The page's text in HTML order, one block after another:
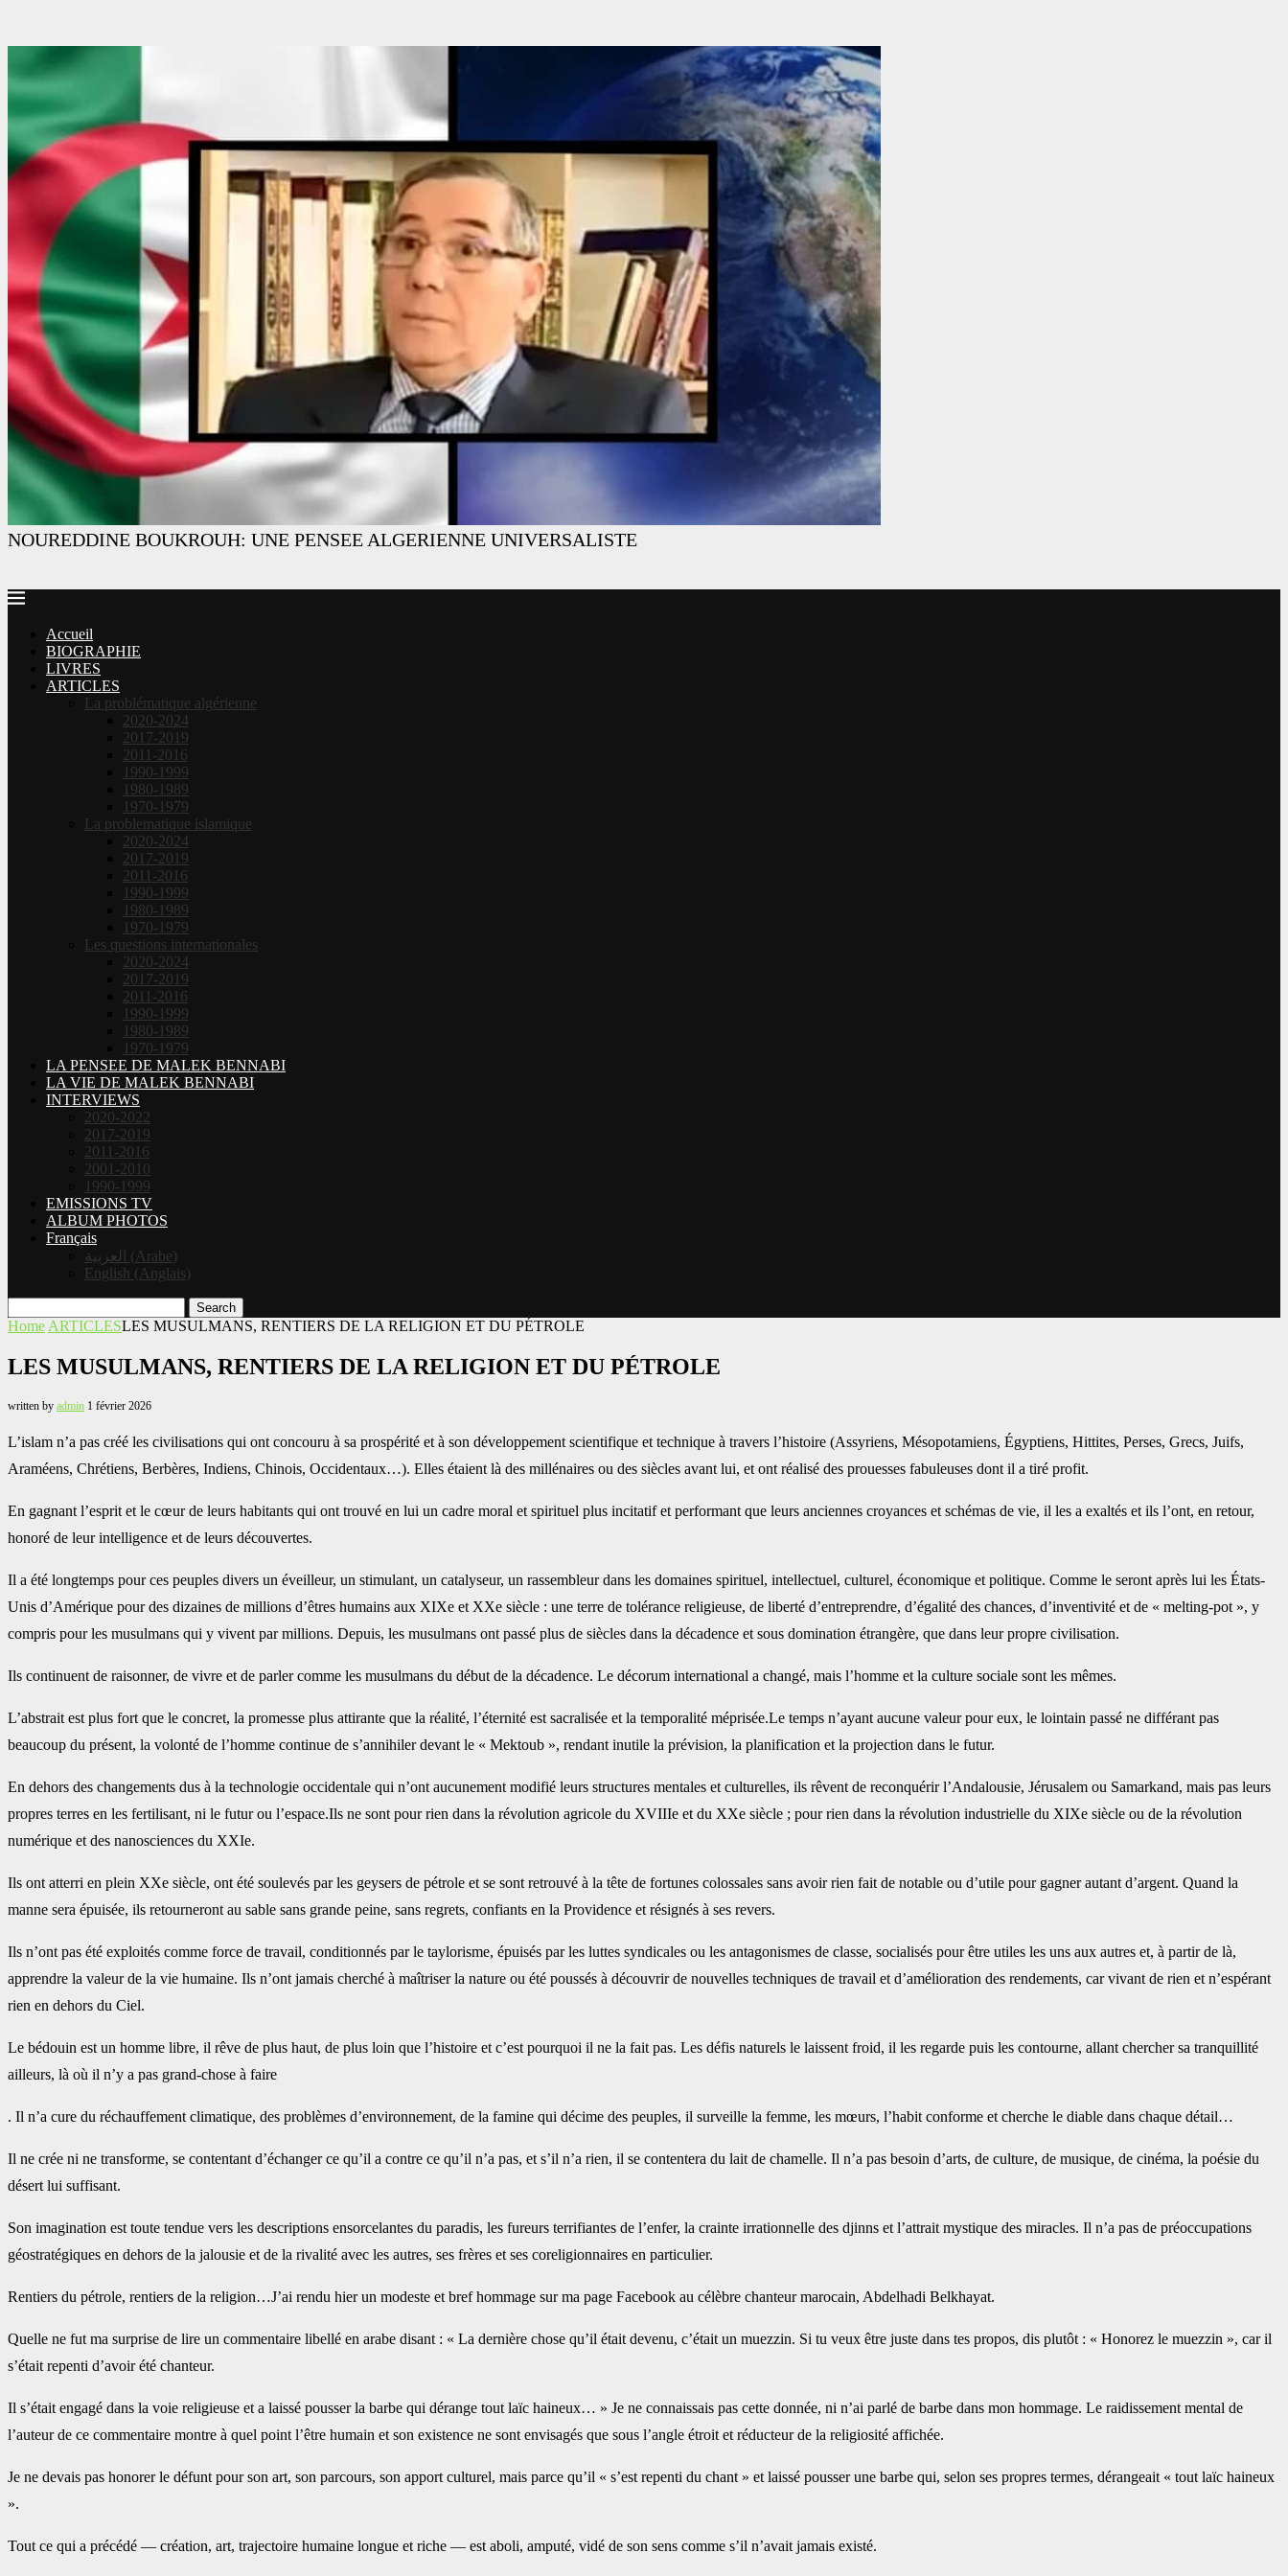
NOUREDDINE BOUKROUH: UNE PENSEE ALGERIENNE UNIVERSALISTE
Accueil
BIOGRAPHIE
LIVRES
ARTICLES
La problématique algérienne
2020-2024
2017-2019
2011-2016
1990-1999
1980-1989
1970-1979
La problematique islamique
2020-2024
2017-2019
2011-2016
1990-1999
1980-1989
1970-1979
Les questions internationales
2020-2024
2017-2019
2011-2016
1990-1999
1980-1989
1970-1979
LA PENSEE DE MALEK BENNABI
LA VIE DE MALEK BENNABI
INTERVIEWS
2020-2022
2017-2019
2011-2016
2001-2010
1990-1999
EMISSIONS TV
ALBUM PHOTOS
Français
العربية
( Arabe )
English ( Anglais )
Search
Home ARTICLESLES MUSULMANS, RENTIERS DE LA RELIGION ET DU PÉTROLE
LES MUSULMANS, RENTIERS DE LA RELIGION ET DU PÉTROLE
written by admin 1 février 2026
L’islam n’a pas créé les civilisations qui ont concouru à sa prospérité et à son développement scientifique et technique à travers l’histoire (Assyriens, Mésopotamiens, Égyptiens, Hittites, Perses, Grecs, Juifs,
Araméens, Chrétiens, Berbères, Indiens, Chinois, Occidentaux…). Elles étaient là des millénaires ou des siècles avant lui, et ont réalisé des prouesses fabuleuses dont il a tiré profit.
En gagnant l’esprit et le cœur de leurs habitants qui ont trouvé en lui un cadre moral et spirituel plus incitatif et performant que leurs anciennes croyances et schémas de vie, il les a exaltés et ils l’ont, en retour,
honoré de leur intelligence et de leurs découvertes.
Il a été longtemps pour ces peuples divers un éveilleur, un stimulant, un catalyseur, un rassembleur dans les domaines spirituel, intellectuel, culturel, économique et politique. Comme le seront après lui les États-
Unis d’Amérique pour des dizaines de millions d’êtres humains aux XIXe et XXe siècle : une terre de tolérance religieuse, de liberté d’entreprendre, d’égalité des chances, d’inventivité et de « melting-pot », y
compris pour les musulmans qui y vivent par millions. Depuis, les musulmans ont passé plus de siècles dans la décadence et sous domination étrangère, que dans leur propre civilisation.
Ils continuent de raisonner, de vivre et de parler comme les musulmans du début de la décadence. Le décorum international a changé, mais l’homme et la culture sociale sont les mêmes.
L’abstrait est plus fort que le concret, la promesse plus attirante que la réalité, l’éternité est sacralisée et la temporalité méprisée.Le temps n’ayant aucune valeur pour eux, le lointain passé ne différant pas
beaucoup du présent, la volonté de l’homme continue de s’annihiler devant le « Mektoub », rendant inutile la prévision, la planification et la projection dans le futur.
En dehors des changements dus à la technologie occidentale qui n’ont aucunement modifié leurs structures mentales et culturelles, ils rêvent de reconquérir l’Andalousie, Jérusalem ou Samarkand, mais pas leurs
propres terres en les fertilisant, ni le futur ou l’espace.Ils ne sont pour rien dans la révolution agricole du XVIIIe et du XXe siècle ; pour rien dans la révolution industrielle du XIXe siècle ou de la révolution
numérique et des nanosciences du XXIe.
Ils ont atterri en plein XXe siècle, ont été soulevés par les geysers de pétrole et se sont retrouvé à la tête de fortunes colossales sans avoir rien fait de notable ou d’utile pour gagner autant d’argent. Quand la
manne sera épuisée, ils retourneront au sable sans grande peine, sans regrets, confiants en la Providence et résignés à ses revers.
Ils n’ont pas été exploités comme force de travail, conditionnés par le taylorisme, épuisés par les luttes syndicales ou les antagonismes de classe, socialisés pour être utiles les uns aux autres et, à partir de là,
apprendre la valeur de la vie humaine. Ils n’ont jamais cherché à maîtriser la nature ou été poussés à découvrir de nouvelles techniques de travail et d’amélioration des rendements, car vivant de rien et n’espérant
rien en dehors du Ciel.
Le bédouin est un homme libre, il rêve de plus haut, de plus loin que l’histoire et c’est pourquoi il ne la fait pas. Les défis naturels le laissent froid, il les regarde puis les contourne, allant chercher sa tranquillité
ailleurs, là où il n’y a pas grand-chose à faire
. Il n’a cure du réchauffement climatique, des problèmes d’environnement, de la famine qui décime des peuples, il surveille la femme, les mœurs, l’habit conforme et cherche le diable dans chaque détail…
Il ne crée ni ne transforme, se contentant d’échanger ce qu’il a contre ce qu’il n’a pas, et s’il n’a rien, il se contentera du lait de chamelle. Il n’a pas besoin d’arts, de culture, de musique, de cinéma, la poésie du
désert lui suffisant.
Son imagination est toute tendue vers les descriptions ensorcelantes du paradis, les fureurs terrifiantes de l’enfer, la crainte irrationnelle des djinns et l’attrait mystique des miracles. Il n’a pas de préoccupations
géostratégiques en dehors de la jalousie et de la rivalité avec les autres, ses frères et ses coreligionnaires en particulier.
Rentiers du pétrole, rentiers de la religion…J’ai rendu hier un modeste et bref hommage sur ma page Facebook au célèbre chanteur marocain, Abdelhadi Belkhayat.
Quelle ne fut ma surprise de lire un commentaire libellé en arabe disant : « La dernière chose qu’il était devenu, c’était un muezzin. Si tu veux être juste dans tes propos, dis plutôt : « Honorez le muezzin », car il
s’était repenti d’avoir été chanteur.
Il s’était engagé dans la voie religieuse et a laissé pousser la barbe qui dérange tout laïc haineux… » Je ne connaissais pas cette donnée, ni n’ai parlé de barbe dans mon hommage. Le raidissement mental de
l’auteur de ce commentaire montre à quel point l’être humain et son existence ne sont envisagés que sous l’angle étroit et réducteur de la religiosité affichée.
Je ne devais pas honorer le défunt pour son art, son parcours, son apport culturel, mais parce qu’il « s’est repenti du chant » et laissé pousser une barbe qui, selon ses propres termes, dérangeait « tout laïc haineux
».
Tout ce qui a précédé — création, art, trajectoire humaine longue et riche — est aboli, amputé, vidé de son sens comme s’il n’avait jamais existé.